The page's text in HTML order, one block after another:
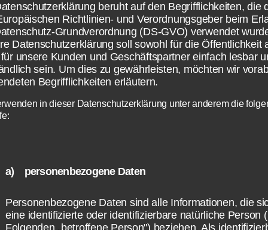
beruht auf den Begrifflichkeiten, die
Richtlinien- und Verordnungsgeber beim
Grundverordnung (DS-GVO) verwendet
Datenschutzerklärung soll sowohl für die Öffentlichkeit
unsere Kunden und Geschäftspartner einfach lesbar
sein. Um dies zu gewährleisten, möchten wir
Begrifflichkeiten erläutern.
in dieser Datenschutzerklärung unter anderem die
a) personenbezogene Daten
Personenbezogene Daten sind alle Informationen, die
eine identifizierte oder identifizierbare natürliche Person
Folgenden „betroffene Person") beziehen. Als